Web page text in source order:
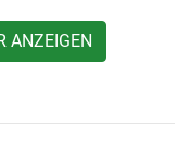
ANZEIGEN